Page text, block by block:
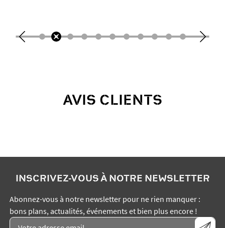
AVIS CLIENTS
INSCRIVEZ-VOUS À NOTRE NEWSLETTER
Abonnez-vous à notre newsletter pour ne rien manquer :
bons plans, actualités, événements et bien plus encore !